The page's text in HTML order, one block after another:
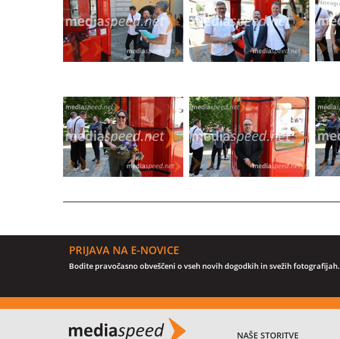
PRIJAVA NA E-NOVICE
Bodite pravočasno obveščeni o vseh novih dogodkih in svežih fotografijah.
NAŠE STORITVE